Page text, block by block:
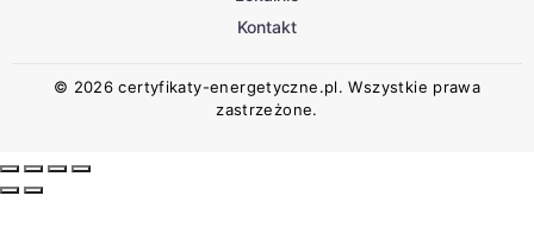
Kontakt
© 2026 certyfikaty-energetyczne.pl. Wszystkie prawa
zastrzeżone.